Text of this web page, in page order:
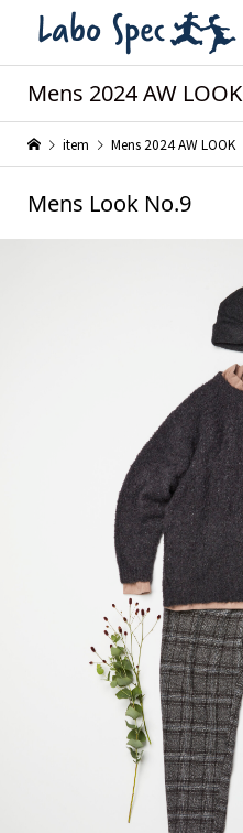
Mens 2024 AW LOOK
item Mens 2024 AW LOOK
Mens Look No.9